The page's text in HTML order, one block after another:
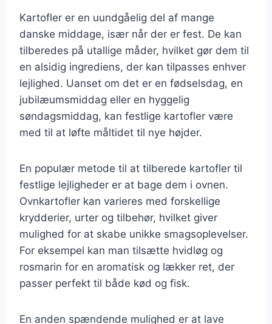
Kartofler er en uundgåelig del af mange
danske middage, især når der er fest. De kan
tilberedes på utallige måder, hvilket gør dem til
en alsidig ingrediens, der kan tilpasses enhver
lejlighed. Uanset om det er en fødselsdag, en
jubilæumsmiddag eller en hyggelig
søndagsmiddag, kan festlige kartofler være
med til at løfte måltidet til nye højder.
En populær metode til at tilberede kartofler til
festlige lejligheder er at bage dem i ovnen.
Ovnkartofler kan varieres med forskellige
krydderier, urter og tilbehør, hvilket giver
mulighed for at skabe unikke smagsoplevelser.
For eksempel kan man tilsætte hvidløg og
rosmarin for en aromatisk og lækker ret, der
passer perfekt til både kød og fisk.
En anden spændende mulighed er at lave